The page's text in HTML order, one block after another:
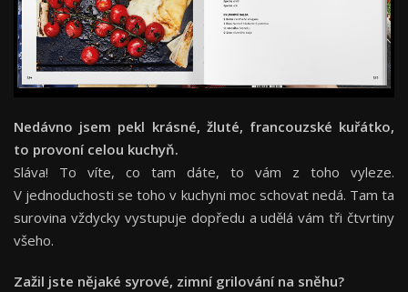
Nedávno jsem pekl krásné, žluté, francouzské kuřátko,
to provoní celou kuchyň.
Sláva! To víte, co tam dáte, to vám z toho vyleze.
V jednoduchosti se toho v kuchyni moc schovat nedá. Tam ta
surovina vždycky vystupuje dopředu a udělá vám tři čtvrtiny
všeho.
Zažil jste nějaké syrové, zimní grilování na sněhu?